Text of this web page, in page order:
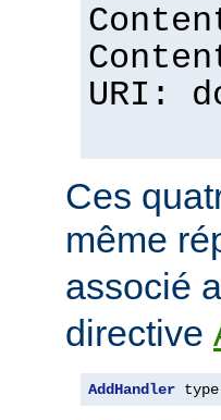
URI:
Ces
même
associé
directive
AddHandler